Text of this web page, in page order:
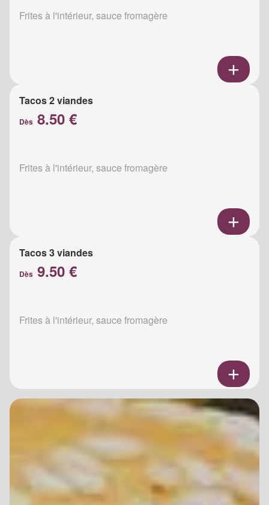
Frites à l'intérieur, sauce fromagère
Tacos 2 viandes
Dès 8.50 €
Frites à l'intérieur, sauce fromagère
Tacos 3 viandes
Dès 9.50 €
Frites à l'intérieur, sauce fromagère